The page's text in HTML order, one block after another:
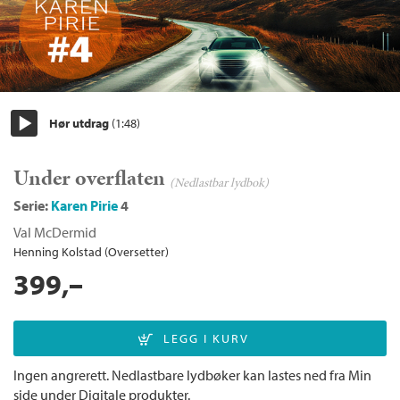
Hør utdrag (1:48)
Under overflaten (Nedlastbar lydbok)
Serie: Karen Pirie4
Val McDermid
Henning Kolstad (Oversetter)
399,–
Ingen angrerett. Nedlastbare lydbøker kan lastes ned fra Min
side under Digitale produkter.